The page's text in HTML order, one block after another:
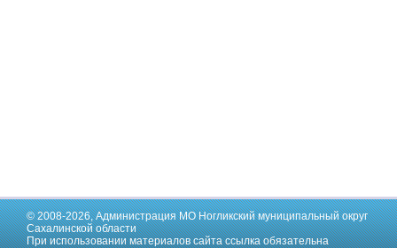
© 2008-2026,Администрация МО Ногликский муниципальный округ
Сахалинской области
При использовании материалов сайта ссылка обязательна